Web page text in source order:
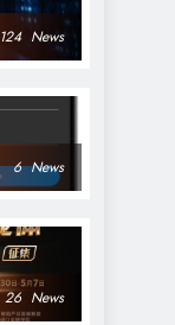
124 News
6 News
26 News